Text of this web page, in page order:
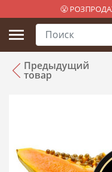
😤
Предыдущий
товар